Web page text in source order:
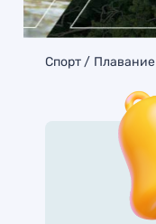
Спорт Плавание